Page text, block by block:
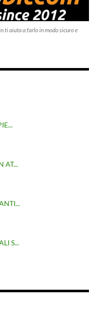
ti aiuta a farlo in modo sicuro e
AT...
S...